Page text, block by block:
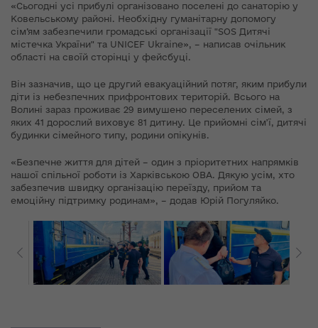
«Сьогодні усі прибулі організовано поселені до санаторію у
Ковельському районі. Необхідну гуманітарну допомогу
сім’ям забезпечили громадські організації "SOS Дитячі
містечка України" та UNICEF Ukraine», – написав очільник
області на своїй сторінці у фейсбуці.
Він зазначив, що це другий евакуаційний потяг, яким прибули
діти із небезпечних прифронтових територій. Всього на
Волині зараз проживає 29 вимушено переселених сімей, з
яких 41 дорослий виховує 81 дитину. Це прийомні сімʼї, дитячі
будинки сімейного типу, родини опікунів.
«Безпечне життя для дітей – один з пріоритетних напрямків
нашої спільної роботи із Харківською ОВА. Дякую усім, хто
забезпечив швидку організацію переїзду, прийом та
емоційну підтримку родинам», – додав Юрій Погуляйко.